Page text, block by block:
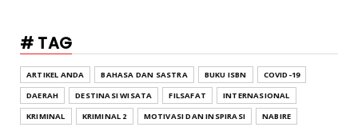
# TAG
ARTIKEL ANDA BAHASA DAN SASTRA BUKU ISBN
COVID-19
DAERAH
DESTINASI WISATA FILSAFAT
INTERNASIONAL
KRIMINAL
KRIMINAL 2 MOTIVASI DAN INSPIRASI
NABIRE